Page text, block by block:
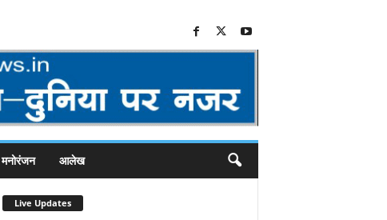
मनोरंजन आलेख
Live Updates